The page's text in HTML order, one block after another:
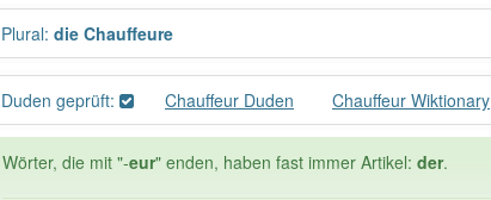
Plural: die Chauffeure
Duden geprüft: Chauffeur Duden Chauffeur Wiktionary
Wörter, die mit "-eur" enden, haben fast immer Artikel: der.